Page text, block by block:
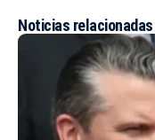
Noticias relacionadas